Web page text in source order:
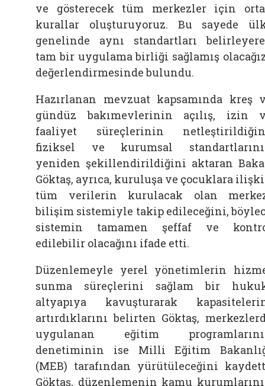
ve gösterecek tüm merkezler için
kurallar oluşturuyoruz. Bu sayede
genelinde aynı standartları
tam bir uygulama birliği sağlamış
değerlendirmesinde bulundu.
Hazırlanan mevzuat kapsamında kreş
gündüz bakımevlerinin açılış, izin
faaliyet süreçlerinin
fiziksel ve kurumsal
yeniden şekillendirildiğini aktaran
Göktaş, ayrıca, kuruluşa ve çocuklara
tüm verilerin kurulacak olan
bilişim sistemiyle takip edileceğini,
sistemin tamamen şeffaf ve
edilebilir olacağını ifade etti.
Düzenlemeyle yerel yönetimlerin
sunma süreçlerini sağlam bir
altyapıya kavuşturarak
artırdıklarını belirten Göktaş,
uygulanan eğitim
denetiminin ise Milli Eğitim
(MEB) tarafından yürütüleceğini
Göktaş, düzenlemenin kamu